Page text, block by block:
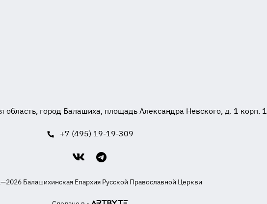
область, город Балашиха, площадь Александра Невского, д. 1 корп. 1
+7 (495) 19-19-309
Балашихинская Епархия Русской Православной Церкви